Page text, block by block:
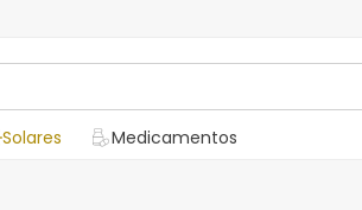
Solares Medicamentos